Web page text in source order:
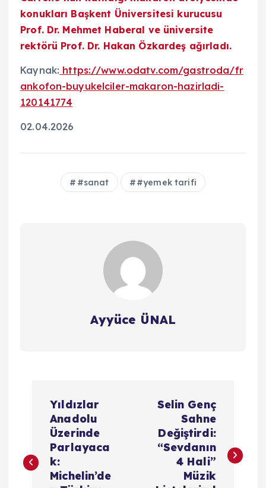
konukları Başkent Üniversitesi kurucusu
Prof. Dr. Mehmet Haberal ve üniversite
rektörü Prof. Dr. Hakan Özkardeş ağırladı.
Kaynak: https://www.odatv.com/gastroda/fr
ankofon-buyukelciler-makaron-hazirladi-
120141774
02.04.2026
#sanat #yemek tarifi
Ayyüce ÜNAL
z
Yıldızlar
Anadolu
Üzerinde
Parlayaca
k:
Michelin’de
Selin Genç
Sahne
Değiştirdi:
“Sevdanın
4 Hali”
Müzik